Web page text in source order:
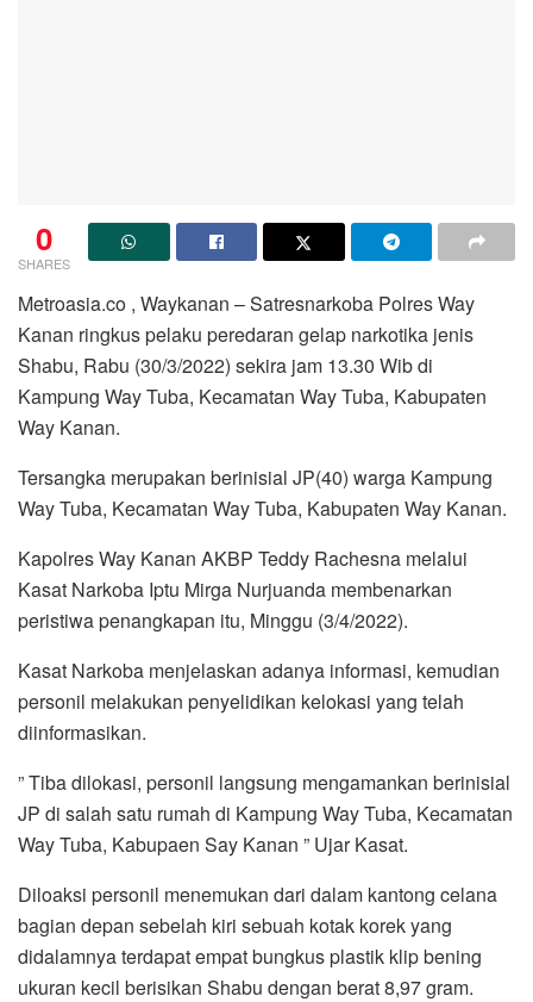
0
SHARES
Metroasia.co , Waykanan – Satresnarkoba Polres Way
Kanan ringkus pelaku peredaran gelap narkotika jenis
Shabu, Rabu (30/3/2022) sekira jam 13.30 Wib di
Kampung Way Tuba, Kecamatan Way Tuba, Kabupaten
Way Kanan.
Tersangka merupakan berinisial JP(40) warga Kampung
Way Tuba, Kecamatan Way Tuba, Kabupaten Way Kanan.
Kapolres Way Kanan AKBP Teddy Rachesna melalui
Kasat Narkoba Iptu Mirga Nurjuanda membenarkan
peristiwa penangkapan itu, Minggu (3/4/2022).
Kasat Narkoba menjelaskan adanya informasi, kemudian
personil melakukan penyelidikan kelokasi yang telah
diinformasikan.
” Tiba dilokasi, personil langsung mengamankan berinisial
JP di salah satu rumah di Kampung Way Tuba, Kecamatan
Way Tuba, Kabupaen Say Kanan ” Ujar Kasat.
Diloaksi personil menemukan dari dalam kantong celana
bagian depan sebelah kiri sebuah kotak korek yang
didalamnya terdapat empat bungkus plastik klip bening
ukuran kecil berisikan Shabu dengan berat 8,97 gram.